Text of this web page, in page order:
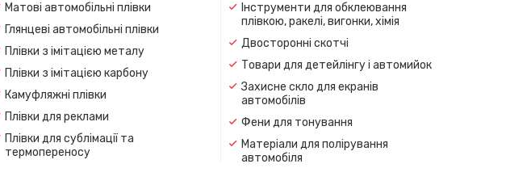
Матові автомобільні плівки
Глянцеві автомобільні плівки
Плівки з імітацією металу
Плівки з імітацією карбону
Камуфляжні плівки
Плівки для реклами
Плівки для сублімації та
термопереносу
Інструменти для обклеювання
плівкою, ракелі, вигонки, хімія
Двосторонні скотчі
Товари для детейлінгу і автомийок
Захисне скло для екранів
автомобілів
Фени для тонування
Матеріали для полірування
автомобіля